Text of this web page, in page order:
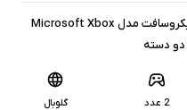
کنسول بازی استوک مایکروسافت مدل Microsoft Xbox
2 عدد گلوبال